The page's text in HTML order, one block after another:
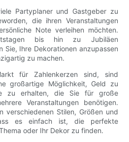
Partyplaner und Gastgeber zu
die ihren Veranstaltungen
Note verleihen möchten.
bis hin zu Jubiläen
Sie, Ihre Dekorationen anzupassen
zu machen.
für Zahlenkerzen sind, sind
großartige Möglichkeit, Geld zu
zu erhalten, die Sie für große
Veranstaltungen benötigen.
verschiedenen Stilen, Größen und
es einfach ist, die perfekte
oder Ihr Dekor zu finden.